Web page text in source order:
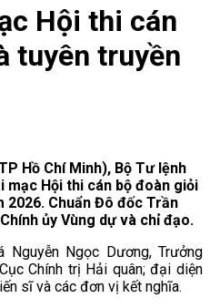
Hội thi cán
tuyên truyền
Hồ Chí Minh), Bộ Tư lệnh
mạc Hội thi cán bộ đoàn giỏi
Chuẩn Đô đốc Trần
ủy Vùng dự và chỉ đạo.
Ngọc Dương, Trưởng
Chính trị Hải quân; đại diện
sĩ và các đơn vị kết nghĩa.